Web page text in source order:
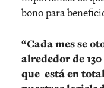
bono para
“Cada mes se
alrededor de
que está en